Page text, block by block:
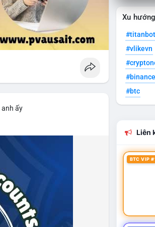
ấy
Xu
#titanbot
#vlikevn
#btc
Liên
BTC VIP